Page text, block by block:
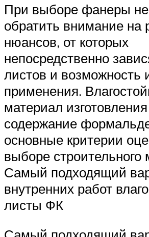
При выборе фанеры
обратить внимание на
нюансов, от которых
непосредственно
листов и возможность
применения.
материал
содержание
основные критерии
выборе строительного
Самый подходящий
внутренних работ
листы ФК